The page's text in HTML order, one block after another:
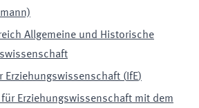
Allgemeine und Historische
Erziehungswissenschaft ( IfE)
für Erziehungswissenschaft mit dem